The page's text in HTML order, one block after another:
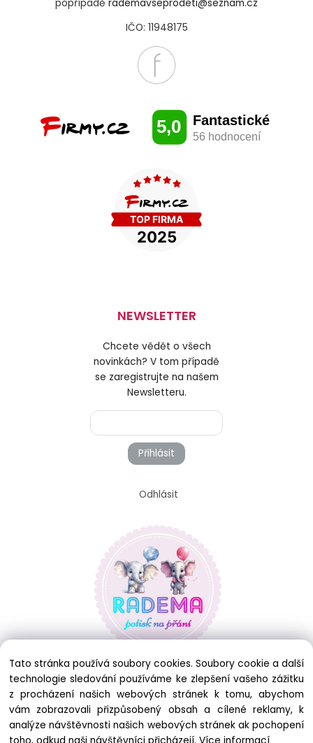
popřípadě rademavseprodeti@seznam.cz
IČO: 11948175
NEWSLETTER
Chcete vědět o všech
novinkách? V tom případě
se zaregistrujte na našem
Newsletteru.
Přihlásit
Odhlásit
Tato stránka používá soubory cookies. Soubory cookie a další
technologie sledování používáme ke zlepšení vašeho zážitku
z procházení našich webových stránek k tomu, abychom
vám zobrazovali přizpůsobený obsah a cílené reklamy, k
analýze návštěvnosti našich webových stránek ak pochopení